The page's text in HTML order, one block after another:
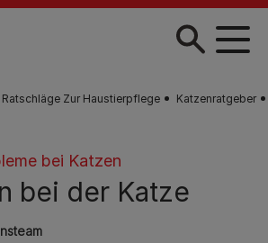
Zur Haustierpflege Katzenratgeber
bei Katzen
bei der Katze